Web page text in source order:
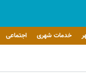
خدمات شهری اجتماعی